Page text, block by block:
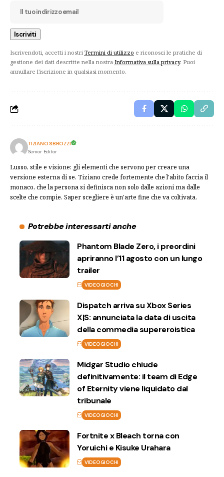
Iscrivendoti, accetti i nostri Termini di utilizzo e riconosci le pratiche di
gestione dei dati descritte nella nostra Informativa sulla privacy. Puoi
annullare l'iscrizione in qualsiasi momento.
TIZIANO SBROZZI
Senior Editor
Lusso, stile e visione: gli elementi che servono per creare una
versione esterna di se. Tiziano crede fortemente che l'abito faccia il
monaco, che la persona si definisca non solo dalle azioni ma dalle
scelte che compie. Saper scegliere è un'arte fine che va coltivata.
Potrebbe interessarti anche
Phantom Blade Zero, i preordini
apriranno l’11 agosto con un lungo
trailer
VIDEOGIOCHI
Dispatch arriva su Xbox Series
X|S: annunciata la data di uscita
della commedia supereroistica
VIDEOGIOCHI
Midgar Studio chiude
definitivamente: il team di Edge
of Eternity viene liquidato dal
tribunale
VIDEOGIOCHI
Fortnite x Bleach torna con
Yoruichi e Kisuke Urahara
VIDEOGIOCHI